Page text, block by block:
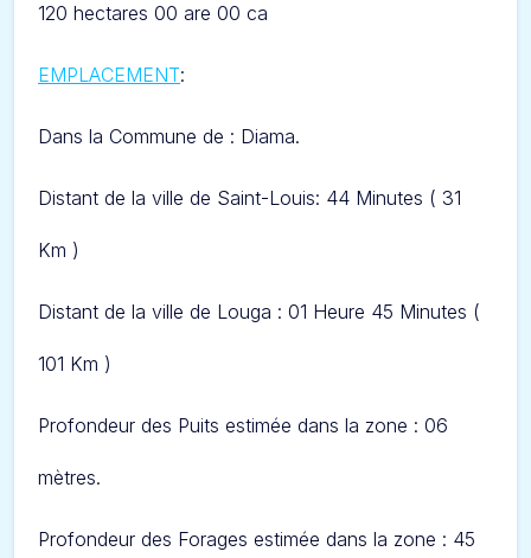
120 hectares 00 are 00 ca
EMPLACEMENT:
Dans la Commune de : Diama.
Distant de la ville de Saint-Louis: 44 Minutes ( 31
Km )
Distant de la ville de Louga : 01 Heure 45 Minutes (
101 Km )
Profondeur des Puits estimée dans la zone : 06
mètres.
Profondeur des Forages estimée dans la zone : 45